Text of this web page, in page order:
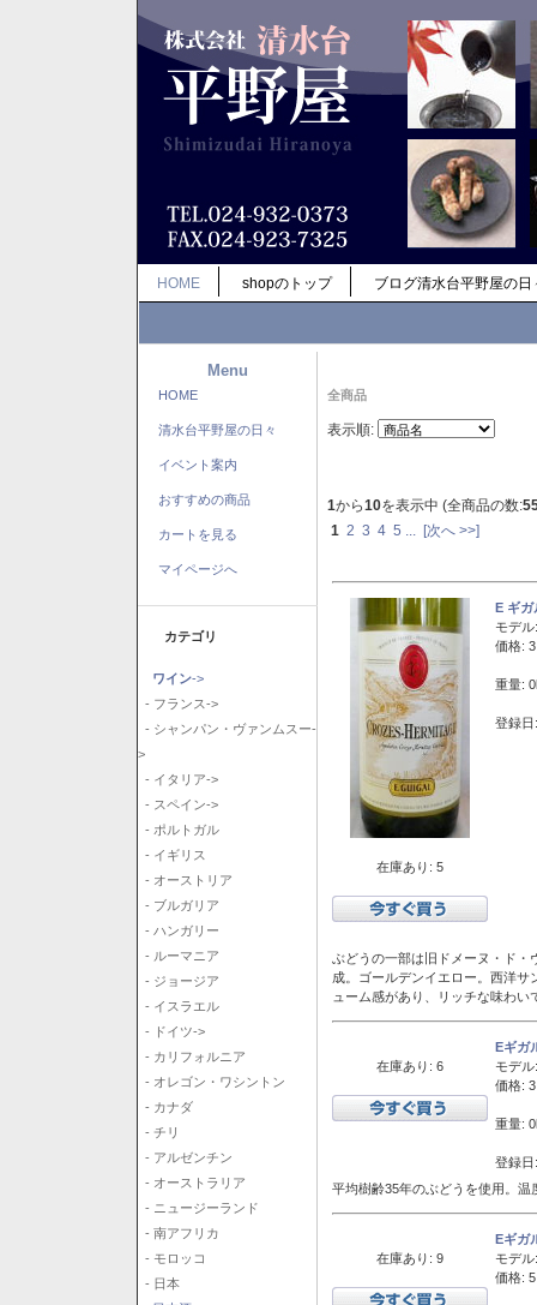
HOME shopのトップ ブログ清水台平野屋の日
Menu
HOME
清水台平野屋の日々
イベント案内
おすすめの商品
カートを見る
マイページへ
カテゴリ
ワイン->
- フランス->
- シャンパン・ヴァンムスー-
>
- イタリア->
- スペイン->
- ポルトガル
- イギリス
- オーストリア
- ブルガリア
- ハンガリー
- ルーマニア
- ジョージア
- イスラエル
- ドイツ->
- カリフォルニア
- オレゴン・ワシントン
- カナダ
- チリ
- アルゼンチン
- オーストラリア
- ニュージーランド
- 南アフリカ
- モロッコ
- 日本
全商品
表示順:
1から10を表示中 (全商品の数:
1 2 3 4 5 [次へ >>]
在庫あり: 5
E ギ
モデル:
価格:
重量:
登録
ぶどうの一部は旧ドメーヌ・ド・
成。ゴールデンイエロー。西洋
ューム感があり、リッチな味わい
在庫あり: 6
Eギガ
モデル:
価格:
重量:
登録
平均樹齢35年のぶどうを使用。
在庫あり: 9
Eギガ
モデル:
価格: